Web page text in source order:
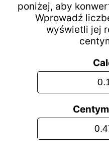
poniżej, aby
Wprowadź
wyświetli jej